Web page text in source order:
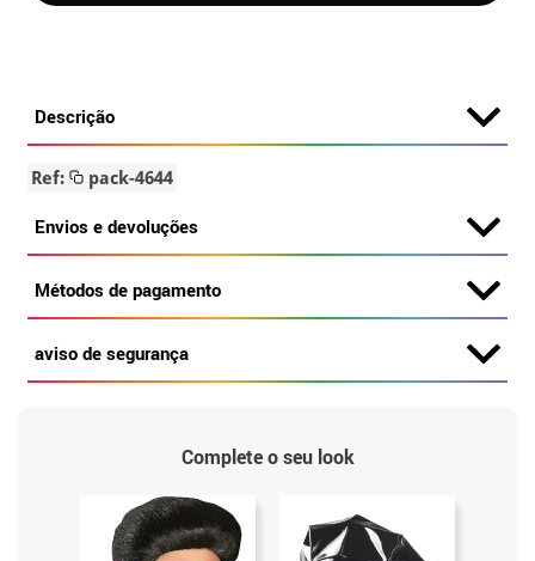
Descrição
Ref: pack-4644
Envios e devoluções
Métodos de pagamento
aviso de segurança
Complete o seu look